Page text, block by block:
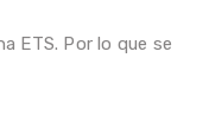
ETS. Por lo que se